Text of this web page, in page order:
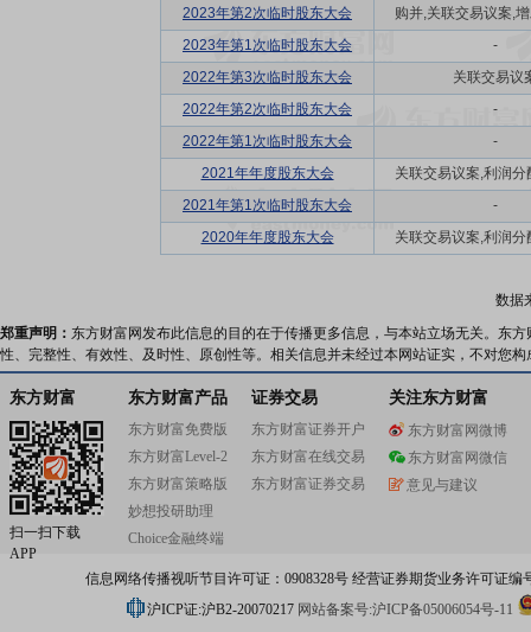
2023年第2次临时股东大会
购并,关联交易议案,
2023年第1次临时股东大会
-
2022年第3次临时股东大会
关联交易议
2022年第2次临时股东大会
-
2022年第1次临时股东大会
-
2021年年度股东大会
关联交易议案,利润分
2021年第1次临时股东大会
-
2020年年度股东大会
关联交易议案,利润分
数据
郑重声明： 东方财富网发布此信息的目的在于传播更多信息，与本站立场无关。东
性、完整性、有效性、及时性、原创性等。相关信息并未经过本网站证实，不对您
东方财富
扫一扫下载
APP
东方财富产品
东方财富免费版
东方财富Level-2
东方财富策略版
妙想投研助理
Choice金融终端
证券交易
东方财富证券开户
东方财富在线交易
东方财富证券交易
关注东方财富
东方财富网微博
东方财富网微信
意见与建议
信息网络传播视听节目许可证：0908328号 经营证券期货业务许可证编
沪ICP证:沪B2-20070217 网站备案号:沪ICP备05006054号-11